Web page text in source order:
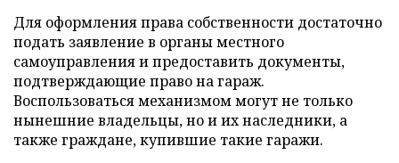
Для оформления права собственности достаточно
подать заявление в органы местного
самоуправления и предоставить документы,
подтверждающие право на гараж.
Воспользоваться механизмом могут не только
нынешние владельцы, но и их наследники, а
также граждане, купившие такие гаражи.